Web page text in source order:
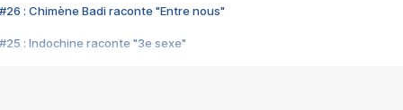
#26 : Chimène Badi raconte "Entre nous"
#25 : Indochine raconte "3e sexe"